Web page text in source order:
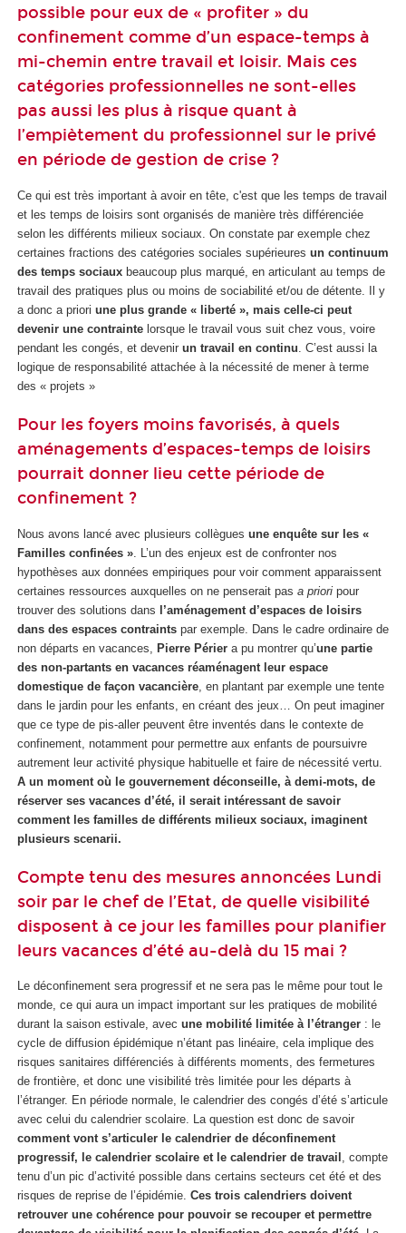
possible pour eux de « profiter » du
confinement comme d’un espace-temps à
mi-chemin entre travail et loisir. Mais ces
catégories professionnelles ne sont-elles
pas aussi les plus à risque quant à
l’empiètement du professionnel sur le privé
en période de gestion de crise ?
Ce qui est très important à avoir en tête, c'est que les temps de travail
et les temps de loisirs sont organisés de manière très différenciée
selon les différents milieux sociaux. On constate par exemple chez
certaines fractions des catégories sociales supérieures un continuum
des temps sociaux beaucoup plus marqué, en articulant au temps de
travail des pratiques plus ou moins de sociabilité et/ou de détente. Il y
a donc a priori une plus grande « liberté », mais celle-ci peut
devenir une contrainte lorsque le travail vous suit chez vous, voire
pendant les congés, et devenir un travail en continu . C’est aussi la
logique de responsabilité attachée à la nécessité de mener à terme
des « projets »
Pour les foyers moins favorisés, à quels
aménagements d’espaces-temps de loisirs
pourrait donner lieu cette période de
confinement ?
Nous avons lancé avec plusieurs collègues une enquête sur les «
Familles confinées » . L’un des enjeux est de confronter nos
hypothèses aux données empiriques pour voir comment apparaissent
certaines ressources auxquelles on ne penserait pas a priori pour
trouver des solutions dans l’aménagement d’espaces de loisirs
dans des espaces contraints par exemple. Dans le cadre ordinaire de
non départs en vacances, Pierre Périer a pu montrer qu’une partie
des non-partants en vacances réaménagent leur espace
domestique de façon vacancière , en plantant par exemple une tente
dans le jardin pour les enfants, en créant des jeux… On peut imaginer
que ce type de pis-aller peuvent être inventés dans le contexte de
confinement, notamment pour permettre aux enfants de poursuivre
autrement leur activité physique habituelle et faire de nécessité vertu.
A un moment où le gouvernement déconseille, à demi-mots, de
réserver ses vacances d’été, il serait intéressant de savoir
comment les familles de différents milieux sociaux, imaginent
plusieurs scenarii.
Compte tenu des mesures annoncées Lundi
soir par le chef de l’Etat, de quelle visibilité
disposent à ce jour les familles pour planifier
leurs vacances d’été au-delà du 15 mai ?
Le déconfinement sera progressif et ne sera pas le même pour tout le
monde, ce qui aura un impact important sur les pratiques de mobilité
durant la saison estivale, avec une mobilité limitée à l’étranger : le
cycle de diffusion épidémique n’étant pas linéaire, cela implique des
risques sanitaires différenciés à différents moments, des fermetures
de frontière, et donc une visibilité très limitée pour les départs à
l’étranger. En période normale, le calendrier des congés d’été s’articule
avec celui du calendrier scolaire. La question est donc de savoir
comment vont s’articuler le calendrier de déconfinement
progressif, le calendrier scolaire et le calendrier de travail , compte
tenu d’un pic d’activité possible dans certains secteurs cet été et des
risques de reprise de l’épidémie. Ces trois calendriers doivent
retrouver une cohérence pour pouvoir se recouper et permettre